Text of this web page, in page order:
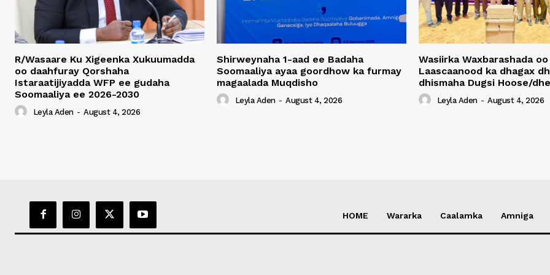
R/Wasaare Ku Xigeenka Xukuumadda
oo daahfuray Qorshaha
Istaraatijiyadda WFP ee gudaha
Soomaaliya ee 2026-2030
Leyla Aden - August 4, 2026
Shirweynaha 1-aad ee Badaha
Soomaaliya ayaa goordhow ka furmay
magaalada Muqdisho
Leyla Aden - August 4, 2026
Wasiirka Waxbarashada
Laascaanood ka dhagax
dhismaha Dugsi Hoose/
Leyla Aden - August 4, 2026
HOME Wararka Caalamka Amniga